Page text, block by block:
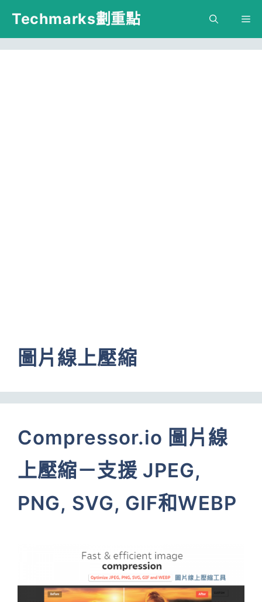
跳
主
Techmarks劃重點
圖片線上壓縮
Compressor.io 圖片線
上壓縮－支援 JPEG,
PNG, SVG, GIF和WEBP